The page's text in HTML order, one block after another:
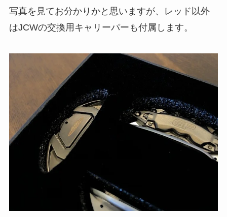
写真を見てお分かりかと思いますが、レッド以外
はJCWの交換用キャリーパーも付属します。